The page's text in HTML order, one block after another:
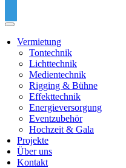
Vermietung
Tontechnik
Lichttechnik
Medientechnik
Rigging & Bühne
Effekttechnik
Energieversorgung
Eventzubehör
Hochzeit & Gala
Projekte
Über uns
Kontakt